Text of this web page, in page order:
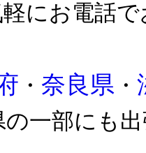
にお電話
・ 奈良県 ・
一部にも